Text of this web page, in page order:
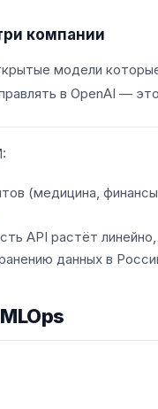
компании
модели
в OpenAI —
(медицина,
API растёт
данных в